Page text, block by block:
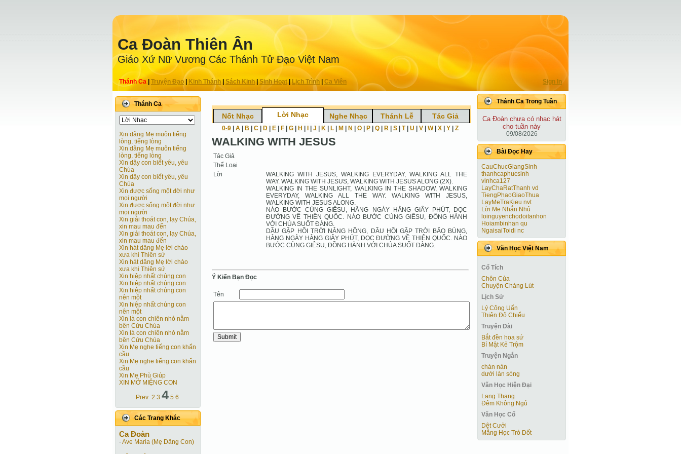
Ca Ðoàn Thiên Ân
Giáo Xứ Nữ Vương Các Thánh Tử Ðạo Việt Nam
Thánh Ca Truyện Ðạo| Kinh Thánh Sách Kinh|Sinh Hoạt| Lịch Trình Ca Viên Sign In
Thánh Ca
Xin dâng Mẹ muôn tiếng
lòng, tiếng lòng
Xin dâng Mẹ muôn tiếng
lòng, tiếng lòng
Xin dậy con biết yêu, yêu
Chúa
Xin dậy con biết yêu, yêu
Chúa
Xin được sống một đời như
mọi người
Xin được sống một đời như
mọi người
Xin giải thoát con, lạy Chúa,
xin mau mau đến
Xin giải thoát con, lạy Chúa,
xin mau mau đến
Xin hát dâng Mẹ lời chào
xưa khi Thiên sứ
Xin hát dâng Mẹ lời chào
xưa khi Thiên sứ
Xin hiệp nhất chúng con
Xin hiệp nhất chúng con
Xin hiệp nhất chúng con
nên một
Xin hiệp nhất chúng con
nên một
Xin là con chiên nhỏ nằm
bên Cứu Chúa
Xin là con chiên nhỏ nằm
bên Cứu Chúa
Xin Mẹ nghe tiếng con khẩn
cầu
Xin Mẹ nghe tiếng con khẩn
cầu
Xin Mẹ Phù Giúp
XIN MỞ MIỆNG CON
Prev 2 3 4 5 6
Các Trang Khác
Ca Ðoàn
-Ave Maria (Mẹ Dâng Con)
Nốt Nhạc Lời Nhạc Nghe Nhạc Thánh Lễ Tác Giả
0-9 A B C D E F G H J K L M N O P Q R S T| U V W| X Y Z
WALKING WITH JESUS
Tác Giả
Thể Loại
Lời
WALKING WITH JESUS, WALKING EVERYDAY, WALKING ALL THE
WAY. WALKING WITH JESUS, WALKING WITH JESUS ALONG (2X).
WALKING IN THE SUNLIGHT, WALKING IN THE SHADOW, WALKING
EVERYDAY, WALKING ALL THE WAY. WALKING WITH JESUS,
WALKING WITH JESUS ALONG.
NÀO BƯỚC CÙNG GIÊSU, HẰNG NGÀY HẰNG GIÂY PHÚT, DỌC
ĐƯỜNG VỀ THIÊN QUỐC. NÀO BƯỚC CÙNG GIÊSU, ĐỒNG HÀNH
VỚI CHÚA SUỐT ĐÀNG.
DẦU GẶP HỒI TRỜI NẮNG HỒNG, DẦU HỒI GẶP TRỜI BÃO BÙNG,
HẰNG NGÀY HẰNG GIÂY PHÚT, DỌC ĐƯỜNG VỀ THIÊN QUỐC. NÀO
BƯỚC CÙNG GIÊSU, ĐỒNG HÀNH VỚI CHÚA SUỐT ĐÀNG.
Ý Kiến Bạn Ðọc
Tên
Thánh Ca Trong Tuần
Ca Ðoàn chưa có nhạc hát
cho tuần này
09/08/2026
Bài Ðọc Hay
CauChucGiangSinh
thanhcaphucsinh
vinhca127
LayChaRatThanh vd
TiengPhaoGiaoThua
LayMeTraKieu nvt
Lời Mẹ Nhắn Nhủ
loinguyenchodoitanhon
Hoiambinhan qu
NgaisaiToidi nc
Văn Học Việt Nam
Cổ Tích
Chôn Của
Chuyện Chàng Lút
Lịch Sử
Lý Công Uẩn
Thiên Đô Chiếu
Truyện Dài
Bắt đền hoa sứ
Bí Mật Kẻ Trộm
Truyện Ngắn
chán nản
dưới làn sóng
Văn Học Hiện Ðại
Lang Thang
Đêm Không Ngủ
Văn Học Cổ
Dệt Cưởi
Mắng Học Trò Dốt